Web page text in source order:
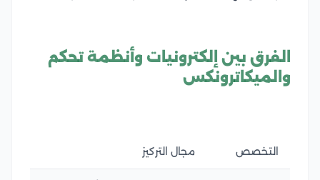
الفرق بين إلكترونيات وأنظمة تحكم
والميكاترونكس
التخصص مجال التركيز